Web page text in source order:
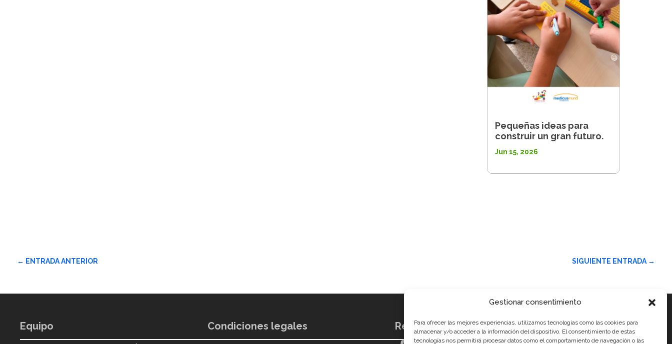
Gestionar consentimiento
Para ofrecer las mejores experiencias, utilizamos tecnologías como las cookies para
almacenar y/o acceder a la información del dispositivo. El consentimiento de estas
tecnologías nos permitirá procesar datos como el comportamiento de navegación o las
Pequeñas ideas para
construir un gran futuro.
Jun 15, 2026
← ENTRADA ANTERIOR SIGUIENTE ENTRADA →
Equipo Condiciones legales Redes sociales